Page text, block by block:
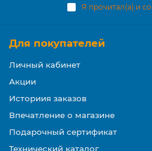
Я прочитал(а) и
Для покупателей
Личный кабинет
Акции
Историия заказов
Впечатление о магазине
Подарочный сертификат
Технический каталог